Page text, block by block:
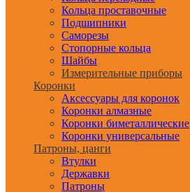
Кольца проставочные
Подшипники
Саморезы
Стопорные кольца
Шайбы
Измерительные приборы
Коронки
Аксессуары для коронок
Коронки алмазные
Коронки биметаллические
Коронки универсальные
Патроны, цанги
Втулки
Державки
Патроны